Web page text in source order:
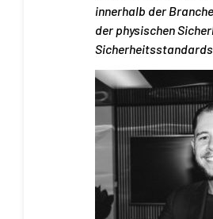
innerhalb der
der physischen